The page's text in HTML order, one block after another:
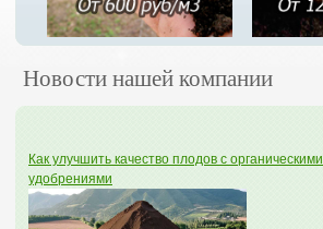
Новости нашей компании
Как улучшить качество плодов с органическими
удобрениями